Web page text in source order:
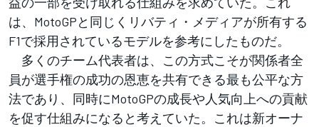
は、MotoGPと同じくリバティ・メディアが所有する
F1で採用されているモデルを参考にしたものだ。
多くのチーム代表者は、この方式こそが関係者全
員が選手権の成功の恩恵を共有できる最も公平な方
法であり、同時にMotoGPの成長や人気向上への貢献
を促す仕組みになると考えていた。これは新オーナ